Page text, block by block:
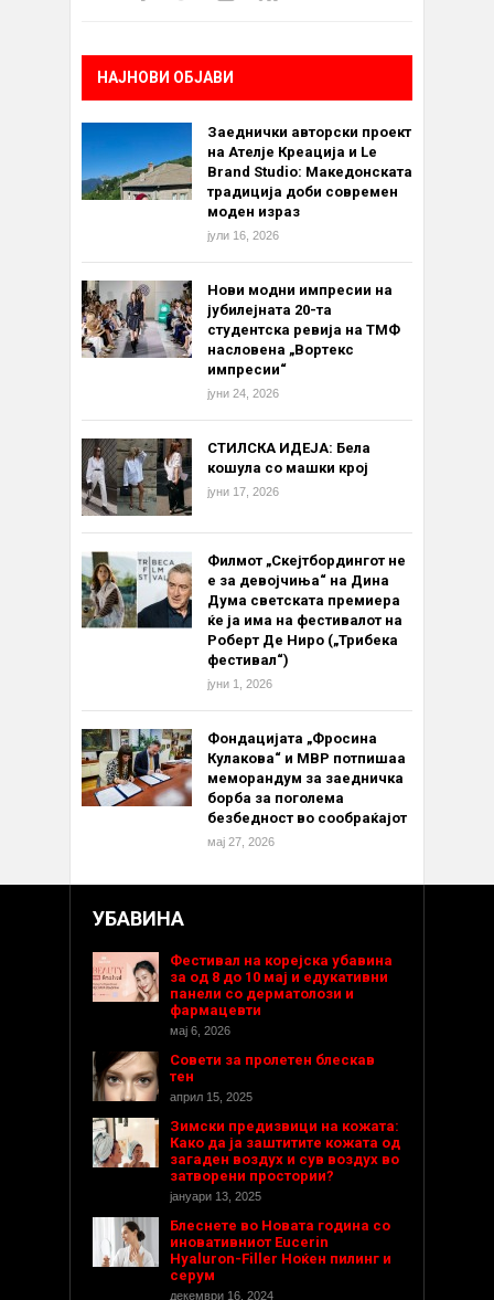
НАЈНОВИ ОБЈАВИ
Заеднички авторски проект
на Ателје Креација и Le
Brand Studio: Македонската
традиција доби современ
моден израз
јули 16, 2026
Нови модни импресии на
јубилејната 20-та
студентска ревија на ТМФ
насловена „Вортекс
импресии“
јуни 24, 2026
СТИЛСКА ИДЕЈА: Бела
кошула со машки крој
јуни 17, 2026
Филмот „Скејтбордингот не
е за девојчиња“ на Дина
Дума светската премиера
ќе ја има на фестивалот на
Роберт Де Ниро („Трибека
фестивал“)
јуни 1, 2026
Фондацијата „Фросина
Кулакова“ и МВР потпишаа
меморандум за заедничка
борба за поголема
безбедност во сообраќајот
мај 27, 2026
УБАВИНА
Фестивал на корејска убавина
за од 8 до 10 мај и едукативни
панели со дерматолози и
фармацевти
мај 6, 2026
Совети за пролетен блескав
тен
април 15, 2025
Зимски предизвици на кожата:
Како да ја заштитите кожата од
загаден воздух и сув воздух во
затворени простории?
јануари 13, 2025
Блеснете во Новата година со
иновативниот Eucerin
Hyaluron-Filler Ноќен пилинг и
серум
декември 16, 2024